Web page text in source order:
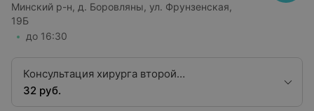
Минский р-н, д. Боровляны, ул. Фрунзенская,
19Б
до 16:30
Консультация хирурга второй
квалификационной категории
32 руб.